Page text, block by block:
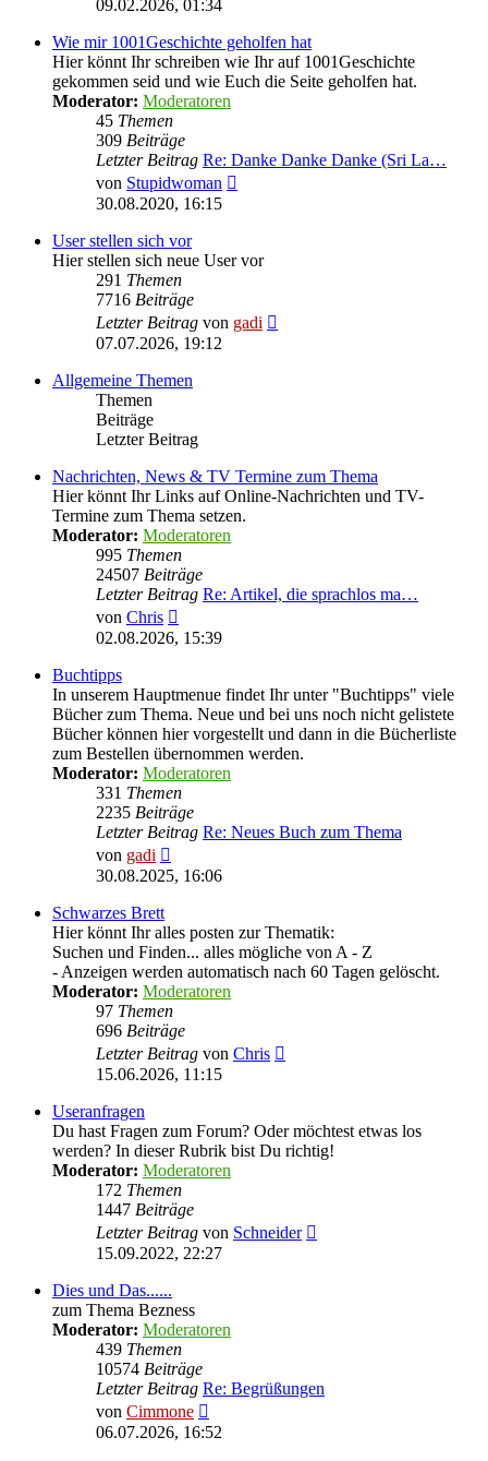
09.02.2026, 01:34
Wie mir 1001Geschichte geholfen hat
Hier könnt Ihr schreiben wie Ihr auf 1001Geschichte
gekommen seid und wie Euch die Seite geholfen hat.
Moderator: Moderatoren
45 Themen
309 Beiträge
Letzter Beitrag Re: Danke Danke Danke (Sri La…
von Stupidwoman
30.08.2020, 16:15
User stellen sich vor
Hier stellen sich neue User vor
291 Themen
7716 Beiträge
Letzter Beitrag von gadi
07.07.2026, 19:12
Allgemeine Themen
Themen
Beiträge
Letzter Beitrag
Nachrichten, News & TV Termine zum Thema
Hier könnt Ihr Links auf Online-Nachrichten und TV-
Termine zum Thema setzen.
Moderator: Moderatoren
995 Themen
24507 Beiträge
Letzter Beitrag Re: Artikel, die sprachlos ma…
von Chris
Beitrag
02.08.2026, 15:39
Buchtipps
In unserem Hauptmenue findet Ihr unter "Buchtipps" viele
Bücher zum Thema. Neue und bei uns noch nicht gelistete
Bücher können hier vorgestellt und dann in die Bücherliste
zum Bestellen übernommen werden.
Moderator: Moderatoren
331 Themen
2235 Beiträge
Letzter Beitrag Re: Neues Buch zum Thema
von gadi
Beitrag
30.08.2025, 16:06
Schwarzes Brett
Hier könnt Ihr alles posten zur Thematik:
Suchen und Finden... alles mögliche von A - Z
- Anzeigen werden automatisch nach 60 Tagen gelöscht.
Moderator: Moderatoren
97 Themen
696 Beiträge
Letzter Beitrag von Chris
15.06.2026, 11:15
Useranfragen
Du hast Fragen zum Forum? Oder möchtest etwas los
werden? In dieser Rubrik bist Du richtig!
Moderator: Moderatoren
172 Themen
1447 Beiträge
Letzter Beitrag von Schneider
15.09.2022, 22:27
Dies und Das......
zum Thema Bezness
Moderator: Moderatoren
439 Themen
10574 Beiträge
Letzter Beitrag Re: Begrüßungen
von Cimmone
Beitrag
06.07.2026, 16:52